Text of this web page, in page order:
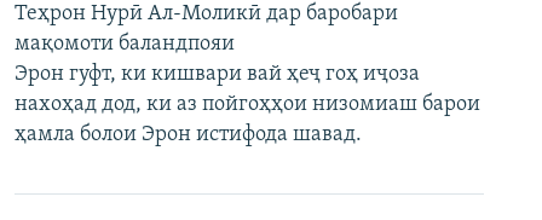
Теҳрон Нурӣ Ал-Моликӣ дар баробари
мақомоти баландпояи
Эрон гуфт, ки кишвари вай ҳеҷ гоҳ иҷоза
нахоҳад дод, ки аз пойгоҳҳои низомиаш барои
ҳамла болои Эрон истифода шавад.